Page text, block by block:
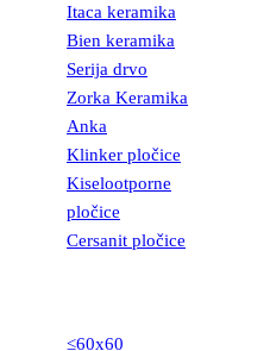
Itaca keramika
Bien keramika
Serija drvo
Zorka Keramika
Anka
Klinker pločice
Kiselootporne
pločice
Cersanit pločice
≤60x60